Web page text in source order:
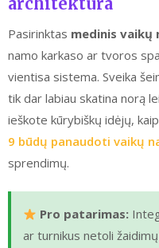
Pasirinktas medinis vaikų
namo karkaso ar tvoros
vientisa sistema. Sveika
tik dar labiau skatina norą
ieškote kūrybiškų idėjų,
9 būdų panaudoti vaikų
sprendimų.
Pro patarimas:
ar turnikus netoli